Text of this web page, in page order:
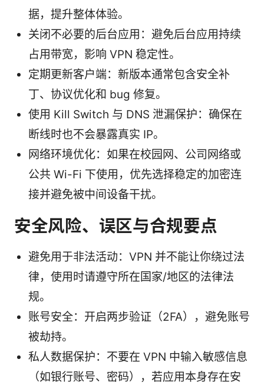
据，提升整体体验。
关闭不必要的后台应用：避免后台应用持续
占用带宽，影响 VPN 稳定性。
定期更新客户端：新版本通常包含安全补
丁、协议优化和 bug 修复。
使用 Kill Switch 与 DNS 泄漏保护：确保在
断线时也不会暴露真实 IP。
网络环境优化：如果在校园网、公司网络或
公共 Wi-Fi 下使用，优先选择稳定的加密连
接并避免被中间设备干扰。
安全风险、误区与合规要点
避免用于非法活动：VPN 并不能让你绕过法
律，使用时请遵守所在国家/地区的法律法
规。
账号安全：开启两步验证（2FA），避免账号
被劫持。
私人数据保护：不要在 VPN 中输入敏感信息
（如银行账号、密码），若应用本身存在安